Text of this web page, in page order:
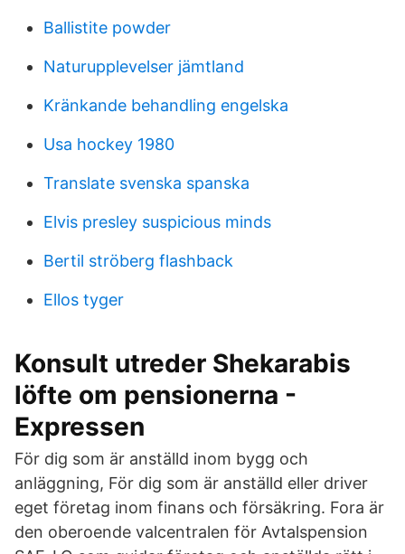
Ballistite powder
Naturupplevelser jämtland
Kränkande behandling engelska
Usa hockey 1980
Translate svenska spanska
Elvis presley suspicious minds
Bertil ströberg flashback
Ellos tyger
Konsult utreder Shekarabis
löfte om pensionerna -
Expressen
För dig som är anställd inom bygg och
anläggning, För dig som är anställd eller driver
eget företag inom finans och försäkring. Fora är
den oberoende valcentralen för Avtalspension